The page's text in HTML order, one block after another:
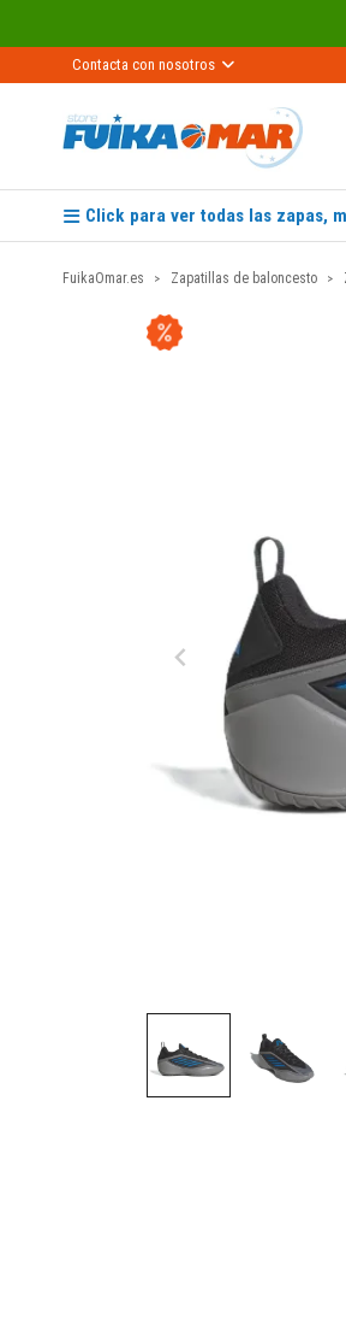
Contacta con nosotros
Click para ver todas las zapas,
FuikaOmar.es Zapatillas de baloncesto